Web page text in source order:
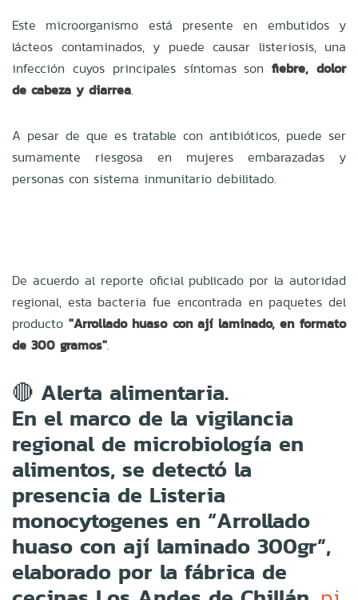
Este microorganismo está presente en embutidos y
lácteos contaminados, y puede causar listeriosis, una
infección cuyos principales síntomas sonfiebre, dolor
de cabeza y diarrea.
A pesar de que es tratable con antibióticos, puede ser
sumamente riesgosa en mujeres embarazadas y
personas con sistema inmunitario debilitado.
De acuerdo al reporte oficial publicado por la autoridad
regional, esta bacteria fue encontrada en paquetes del
producto "Arrollado huaso con ají laminado, en formato
de 300 gramos".
🔴 Alerta alimentaria.
En el marco de la vigilancia
regional de microbiología en
alimentos, se detectó la
presencia de Listeria
monocytogenes en “Arrollado
huaso con ají laminado 300gr”,
elaborado por la fábrica de